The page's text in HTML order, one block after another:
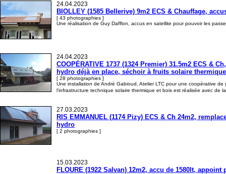
24.04.2023
BIOLLEY (1585 Bellerive) 9m2 ECS & Chauffage,
[ 43 photographies ]
Une réalisation de Guy Dafflon, accus en satellite pour pouvoir les
24.04.2023
COOPÉRATIVE 1737 (1324 Premier) 31.5m2 ECS &
hydro déjà en place, séchoir à fruits solaire
[ 28 photographies ]
Une installation de André Gabioud, Atelier LTC pour une coopérative
l'infrastructure technique solaire thermique et bois est réalisée avec de
27.03.2023
RIS EMMANUEL (1174 Pizy) ECS & Ch 24m2,
hydro
[ 2 photographies ]
15.03.2023
FLOURE (1922 Salvan) 12m2, accu de 1580lt,